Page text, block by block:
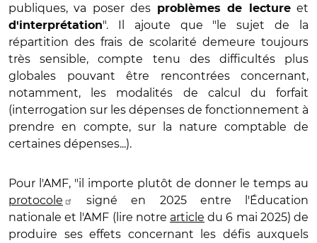
publiques, va poser des
problèmes de lectureet
d'interprétation". Il ajoute que "le sujet de la
répartition des frais de scolarité demeure toujours
très sensible, compte tenu des difficultés plus
globales pouvant être rencontrées concernant,
notamment, les modalités de calcul du forfait
(interrogation sur les dépenses de fonctionnement à
prendre en compte, sur la nature comptable de
certaines dépenses...).
Pour l'AMF, "il importe plutôt de donner le temps au
protocole
signé en 2025 entre l'Éducation
nationale et l'AMF (lire notre article du 6 mai 2025) de
produire ses effets concernant les défis auxquels